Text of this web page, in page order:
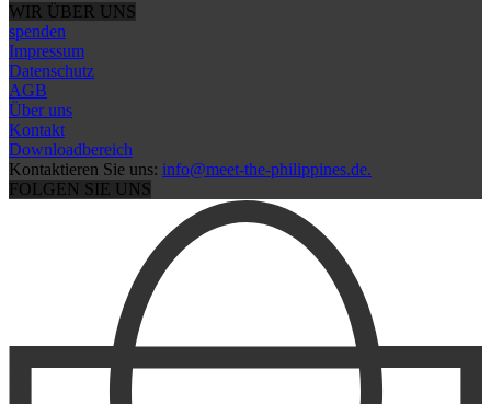
WIR ÜBER UNS
spenden
Impressum
Datenschutz
AGB
Über uns
Kontakt
Downloadbereich
Kontaktieren Sie uns: info@meet-the-philippines.de.
FOLGEN SIE UNS